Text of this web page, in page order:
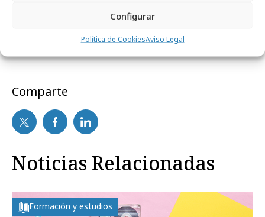
Configurar
Política de CookiesAviso Legal
Comparte
Noticias Relacionadas
Formación y estudios